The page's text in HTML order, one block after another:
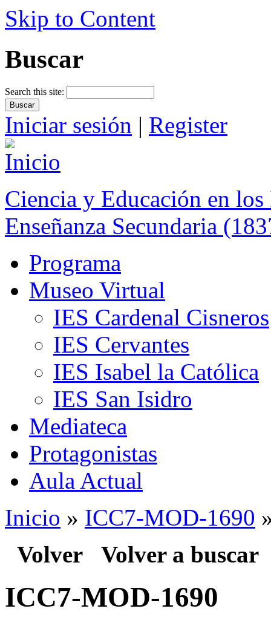
Skip to Content
Buscar
Search this site:
Iniciar sesión | Register
Ciencia y Educación en
Enseñanza Secundaria
Programa
Museo Virtual
IES Cardenal Cisneros
IES Cervantes
IES Isabel la Católica
IES San Isidro
Mediateca
Protagonistas
Aula Actual
Inicio » ICC7-MOD-1690
Volver Volver a buscar
ICC7-MOD-1690